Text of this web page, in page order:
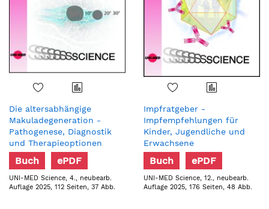
Die altersabhängige
Makuladegeneration -
Pathogenese, Diagnostik
und Therapieoptionen
Buch ePDF
UNI-MED Science, 4., neubearb.
Auflage 2025, 112 Seiten, 37 Abb.
Impfratgeber -
Impfempfehlungen für
Kinder, Jugendliche und
Erwachsene
Buch ePDF
UNI-MED Science, 12., neubearb.
Auflage 2025, 176 Seiten, 48 Abb.